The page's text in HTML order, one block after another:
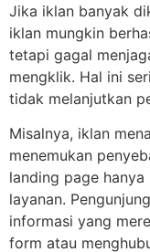
Jika iklan banyak
iklan mungkin
tetapi gagal
mengklik. Hal ini
tidak melanjutkan
Misalnya, iklan
menemukan
landing page
layanan.
informasi yang
form atau